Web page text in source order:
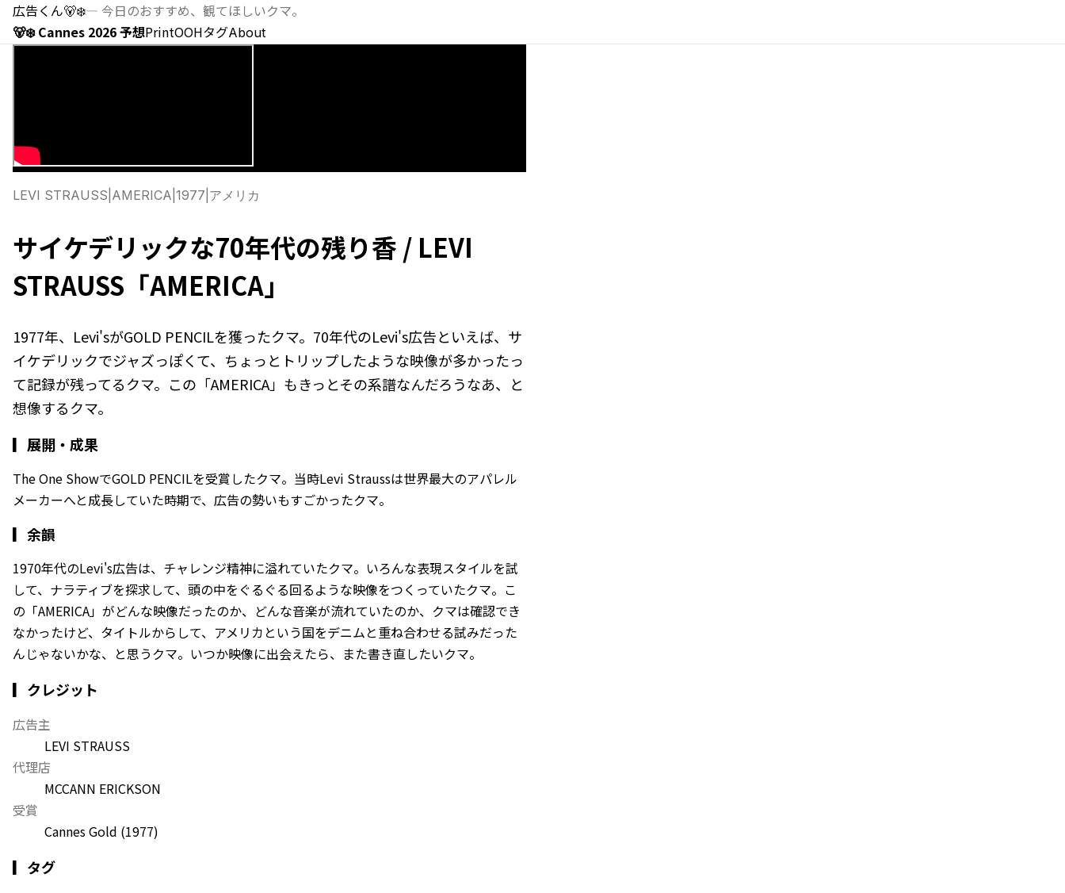
広告くん🐻‍❄️— 今日のおすすめ、観てほしいクマ。
🐻‍❄️ Cannes 2026 予想PrintOOHタグAbout
LEVI STRAUSS AMERICA 1977 アメリカ
サイケデリックな70年代の残り香 / LEVI
STRAUSS「AMERICA」
1977年、Levi'sがGOLD PENCILを獲ったクマ。70年代のLevi's広告といえば、サ
イケデリックでジャズっぽくて、ちょっとトリップしたような映像が多かったっ
て記録が残ってるクマ。この「AMERICA」もきっとその系譜なんだろうなあ、と
想像するクマ。
▎ 展開・成果
The One ShowでGOLD PENCILを受賞したクマ。当時Levi Straussは世界最大のアパレル
メーカーへと成長していた時期で、広告の勢いもすごかったクマ。
▎ 余韻
1970年代のLevi's広告は、チャレンジ精神に溢れていたクマ。いろんな表現スタイルを試
して、ナラティブを探求して、頭の中をぐるぐる回るような映像をつくっていたクマ。こ
の「AMERICA」がどんな映像だったのか、どんな音楽が流れていたのか、クマは確認でき
なかったけど、タイトルからして、アメリカという国をデニムと重ね合わせる試みだった
んじゃないかな、と思うクマ。いつか映像に出会えたら、また書き直したいクマ。
▎クレジット
広告主
LEVI STRAUSS
代理店
MCCANN ERICKSON
受賞
Cannes Gold (1977)
▎タグ